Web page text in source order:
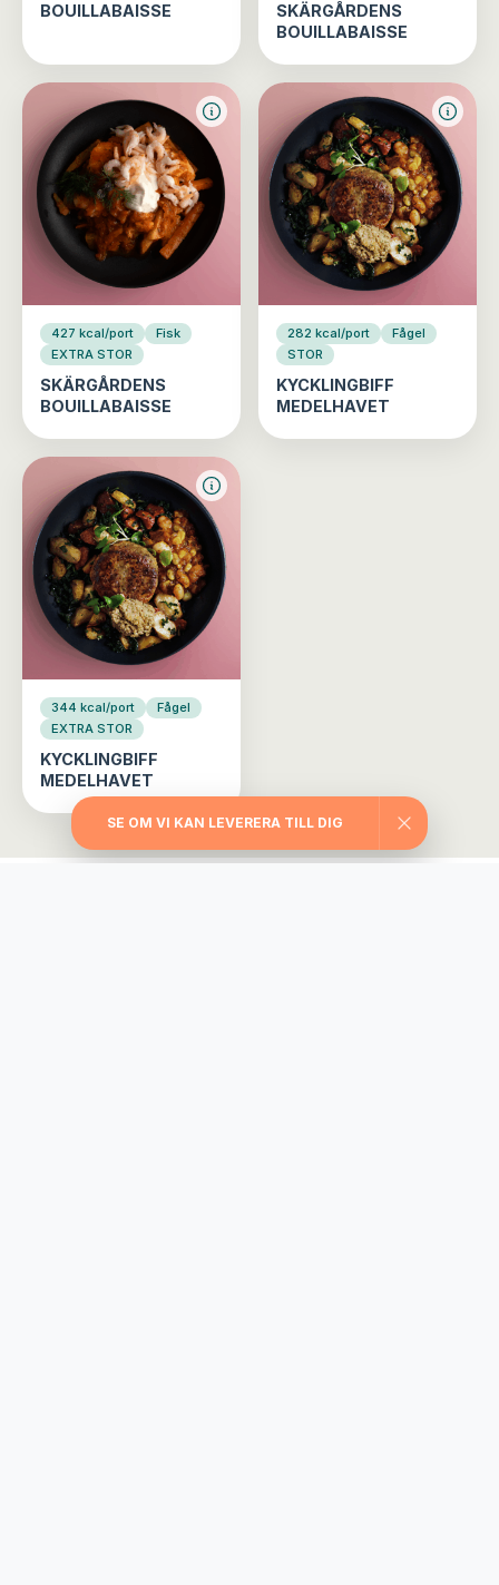
BOUILLABAISSE
SKÄRGÅRDENS
BOUILLABAISSE
427 kcal/port
Fisk
EXTRA STOR
SKÄRGÅRDENS
BOUILLABAISSE
282 kcal/port
Fågel
STOR
KYCKLINGBIFF
MEDELHAVET
344 kcal/port
Fågel
EXTRA STOR
KYCKLINGBIFF
MEDELHAVET
SE OM VI KAN LEVERERA TILL DIG